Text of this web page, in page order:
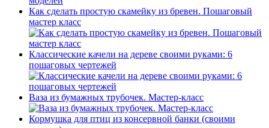
Как сделать простую скамейку из бревен. Пошаговый
мастер класс
Классические качели на дереве своими руками: 6
пошаговых чертежей
Ваза из бумажных трубочек. Мастер-класс
Кормушка для птиц из консервной банки (своими